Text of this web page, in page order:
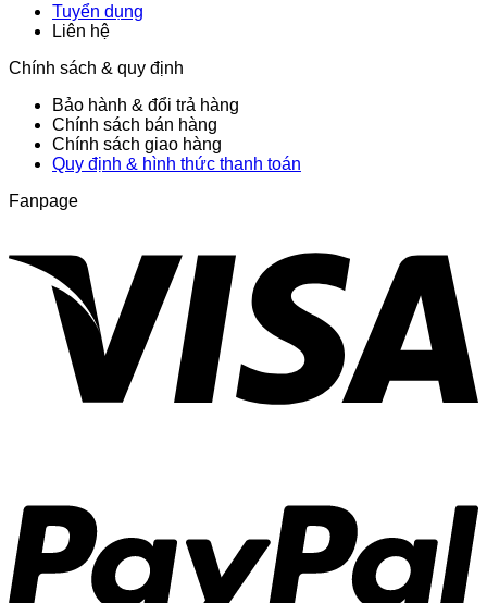
Tuyển dụng
Liên hệ
Chính sách & quy định
Bảo hành & đổi trả hàng
Chính sách bán hàng
Chính sách giao hàng
Quy định & hình thức thanh toán
Fanpage